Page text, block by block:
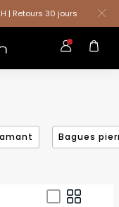
| Retours 30 jours
Bagues